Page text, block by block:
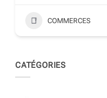
COMMERCES
CATÉGORIES